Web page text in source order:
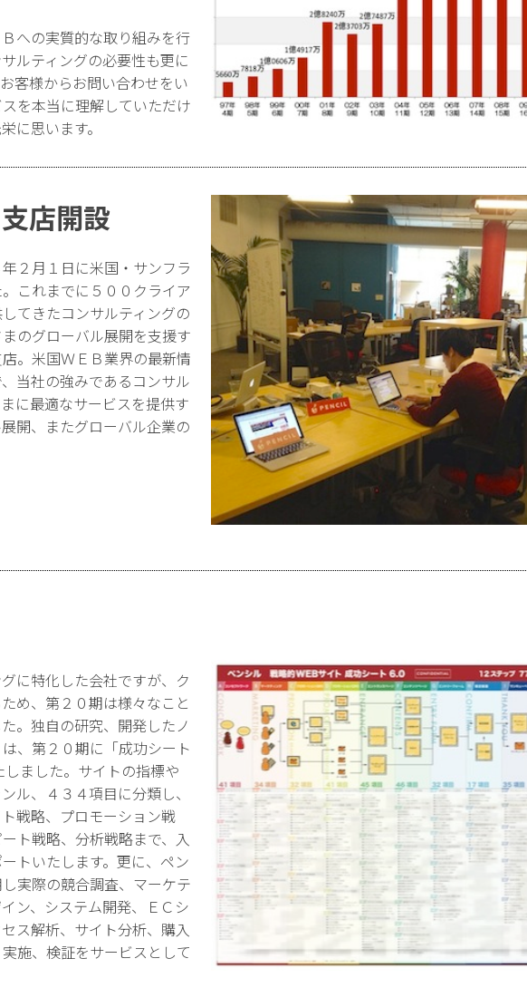
への実質的な取り組みを行
ルティングの必要性も更に
客様からお問い合わせをい
を本当に理解していただけ
に思います。
店開設
２月１日に米国・サンフラ
これまでに５００クライア
てきたコンサルティングの
のグローバル展開を支援す
。米国ＷＥＢ業界の最新情
当社の強みであるコンサル
に最適なサービスを提供す
開、またグローバル企業の
に特化した会社ですが、ク
め、第２０期は様々なこと
。独自の研究、開発したノ
、第２０期に「成功シート
ました。サイトの指標や
ル、４３４項目に分類し、
戦略、プロモーション戦
ト戦略、分析戦略まで、入
トいたします。更に、ペン
実際の競合調査、マーケテ
ン、システム開発、ＥＣシ
ス解析、サイト分析、購入
施、検証をサービスとして